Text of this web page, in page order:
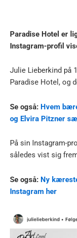
Paradise Hotel er
Instagram-profil
Julie Lieberkind på
Paradise Hotel, og
Se også: Hvem
og Elvira Pitzner
På sin Instagram-
således vist sig
Se også: Ny
Instagram her